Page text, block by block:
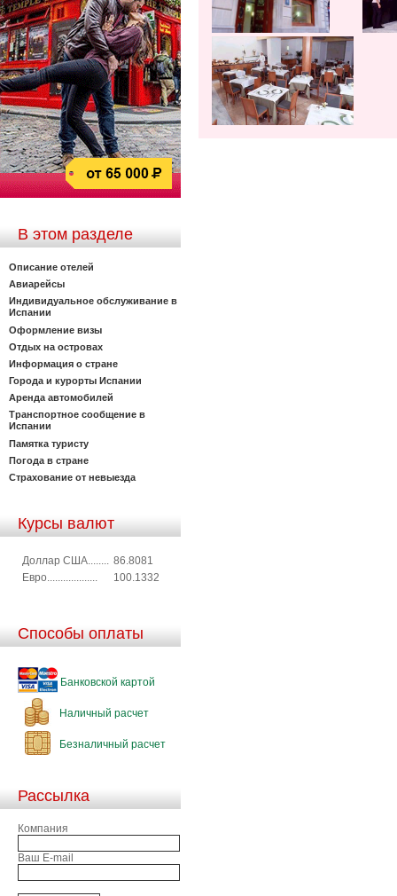
В этом разделе
Описание отелей
Авиарейсы
Индивидуальное обслуживание в
Испании
Оформление визы
Отдых на островах
Информация о стране
Города и курорты Испании
Аренда автомобилей
Транспортное сообщение в
Испании
Памятка туристу
Погода в стране
Страхование от невыезда
Курсы валют
Доллар США........ 86.8081
Евро...................
100.1332
Способы оплаты
Банковской картой
Наличный расчет
Безналичный расчет
Рассылка
Компания
Ваш E-mail